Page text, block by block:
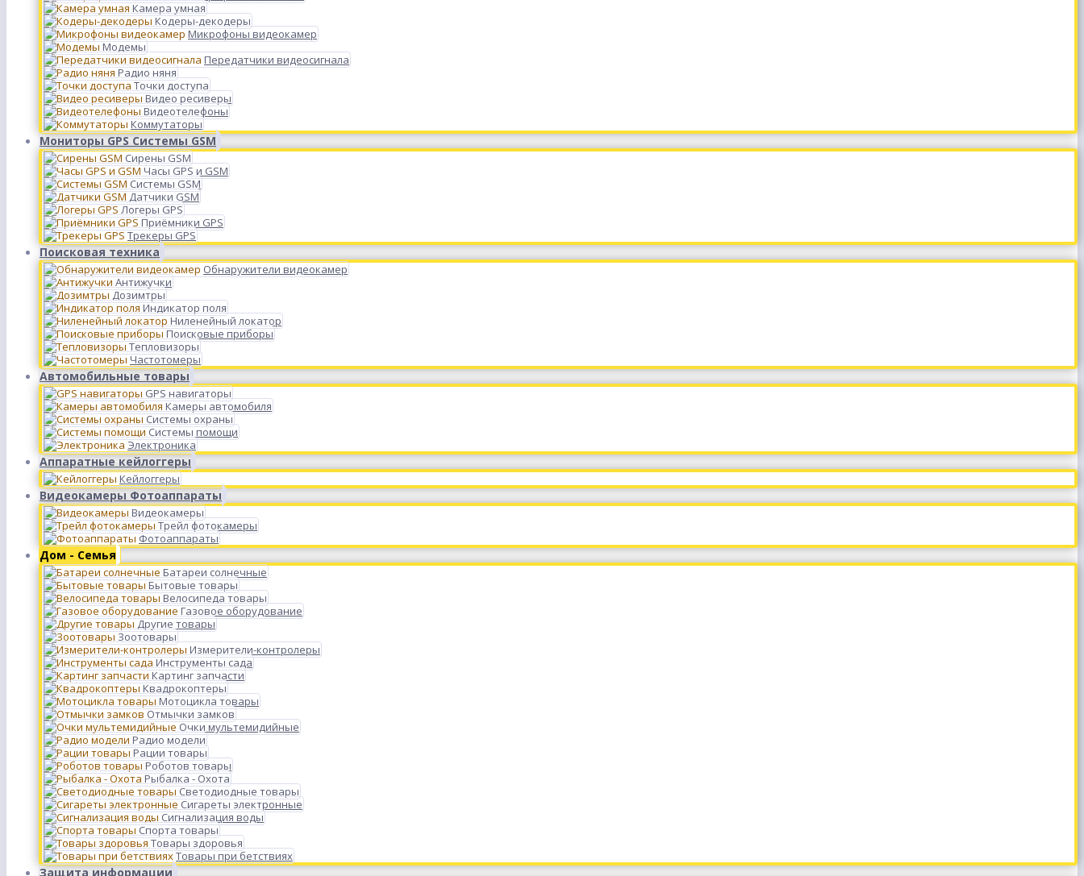
Камера умная
Кодеры-декодеры
Микрофоны видеокамер
Модемы
Передатчики видеосигнала
Радио няня
Точки доступа
Видео ресиверы
Видеотелефоны
Коммутаторы
Мониторы GPS Системы GSM
Сирены GSM
Часы GPS и GSM
Системы GSM
Датчики GSM
Логеры GPS
Приёмники GPS
Трекеры GPS
Поисковая техника
Обнаружители видеокамер
Антижучки
Дозимтры
Индикатор поля
Ниленейный локатор
Поисковые приборы
Тепловизоры
Частотомеры
Автомобильные товары
GPS навигаторы
Камеры автомобиля
Системы охраны
Системы помощи
Электроника
Аппаратные кейлоггеры
Кейлоггеры
Видеокамеры Фотоаппараты
Видеокамеры
Трейл фотокамеры
Фотоаппараты
Дом - Семья
Батареи солнечные
Бытовые товары
Велосипеда товары
Газовое оборудование
Другие товары
Зоотовары
Измерители-контролеры
Инструменты сада
Картинг запчасти
Квадрокоптеры
Мотоцикла товары
Отмычки замков
Очки мультемидийные
Радио модели
Рации товары
Роботов товары
Рыбалка - Охота
Светодиодные товары
Сигареты электронные
Сигнализация воды
Спорта товары
Товары здоровья
Товары при бетствиях
Защита информации